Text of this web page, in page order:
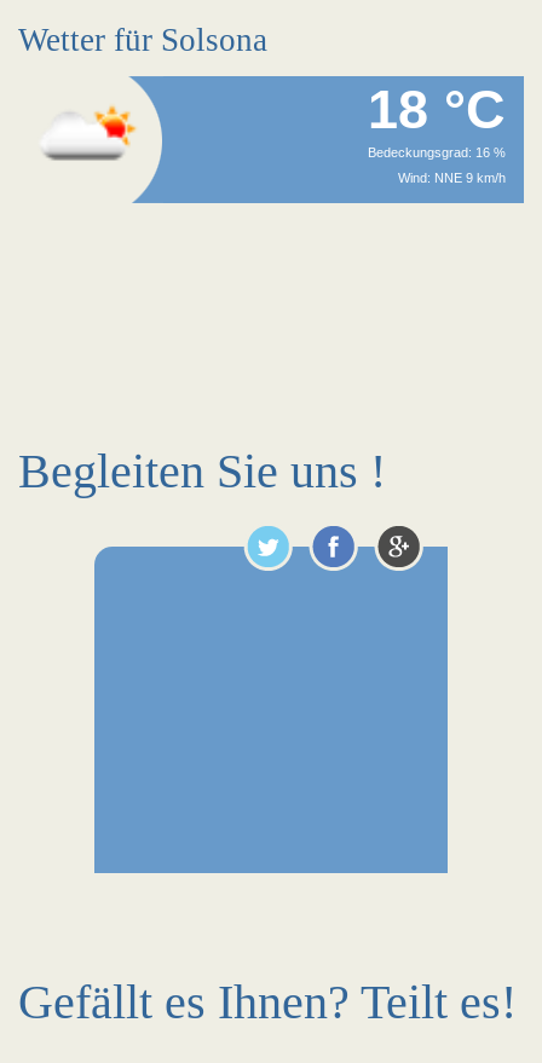
Wetter für Solsona
18 °C
Bedeckungsgrad: 16 %
Wind: NNE 9 km/h
Begleiten Sie uns !
Gefällt es Ihnen? Teilt es!